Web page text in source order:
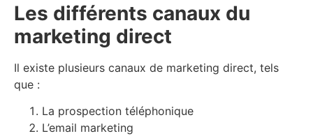
Les différents canaux du
marketing direct
Il existe plusieurs canaux de marketing direct, tels
que :
La prospection téléphonique
L’email marketing